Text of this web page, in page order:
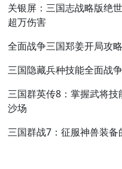
关银屏：三国志战略版绝
超万伤害
全面战争三国郑姜开局攻
三国隐藏兵种技能全面战争
三国群英传8：掌握武将技
沙场
三国群战7：征服神兽装备